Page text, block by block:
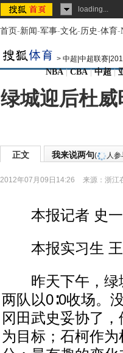
loading...
首页-新闻-军事-文化-历史-体育-
> 中超|中超联赛
NBA|CBA|中超|
绿城迎后杜
正文 我来说两句( 人参
2012年07月09日14:26 来源： 浙江
本报记者 史一
本报实习生 王
昨天下午，绿
两队以0∶0收场。
冈田武史妥协了
为目标；石柯作